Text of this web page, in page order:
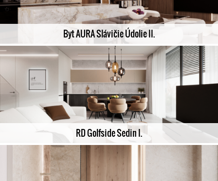
Byt AURA Slávičie Údolie II.
RD Golfside Sedin I.